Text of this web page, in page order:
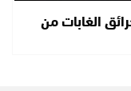
الغابات من